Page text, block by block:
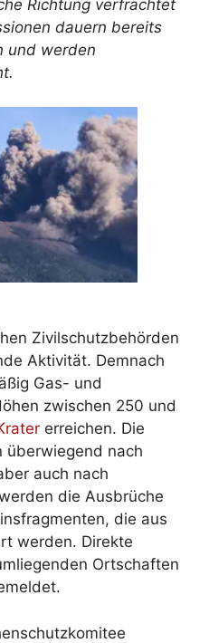
Richtung verfrachtet
dauern bereits
und werden
Zivilschutzbehörden
Aktivität. Demnach
Gas- und
zwischen 250 und
erreichen. Die
überwiegend nach
auch nach
die Ausbrüche
die aus
werden. Direkte
Ortschaften